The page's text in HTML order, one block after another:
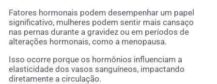
Fatores hormonais podem desempenhar um papel
significativo, mulheres podem sentir mais cansaço
nas pernas durante a gravidez ou em períodos de
alterações hormonais, como a menopausa.
Isso ocorre porque os hormônios influenciam a
elasticidade dos vasos sanguíneos, impactando
diretamente a circulação.